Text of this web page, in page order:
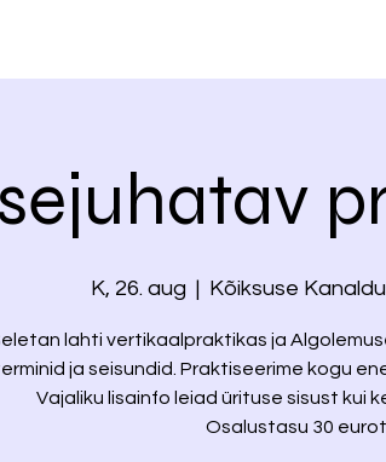
K, 26. aug
  |
Kõiksuse
lahti vertikaalpraktikas ja
ja seisundid. Praktiseerime kogu
Vajaliku lisainfo leiad ürituse sisust kui
Osalustasu 30 eurot.